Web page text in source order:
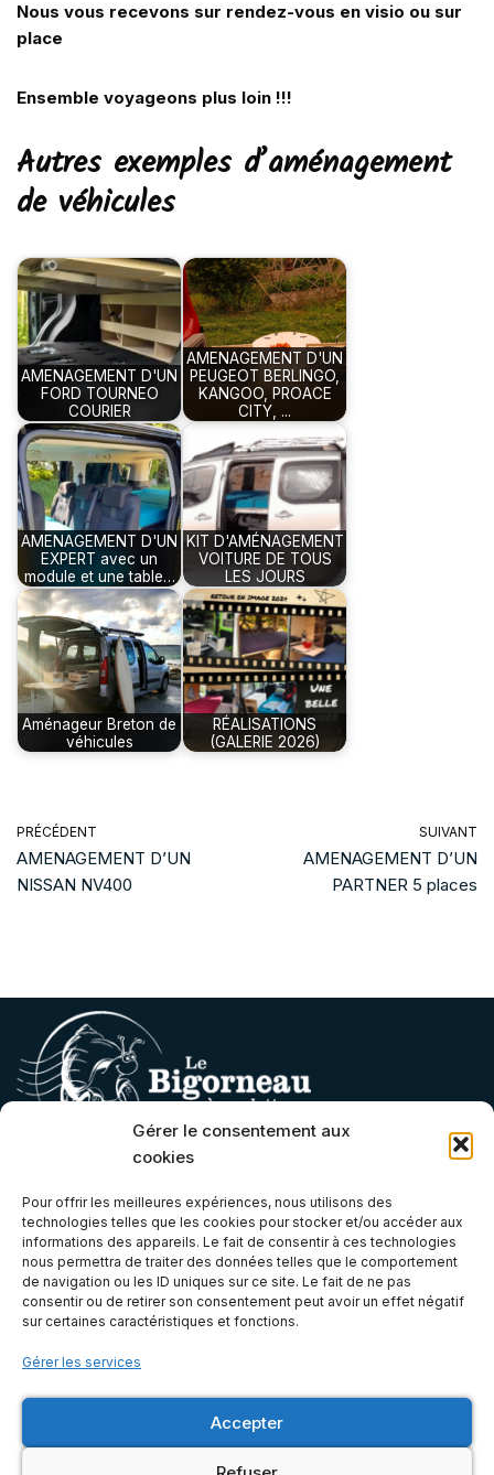
Gérer le consentement aux
cookies
Pour offrir les meilleures expériences, nous utilisons des
technologies telles que les cookies pour stocker et/ou accéder aux
informations des appareils. Le fait de consentir à ces technologies
nous permettra de traiter des données telles que le comportement
de navigation ou les ID uniques sur ce site. Le fait de ne pas
consentir ou de retirer son consentement peut avoir un effet négatif
sur certaines caractéristiques et fonctions.
Gérer les services
Accepter
Nous vous recevons sur rendez-vous en visio ou sur
place
Ensemble voyageons plus loin !!!
Autres exemples d’aménagement
de véhicules
AMENAGEMENT D'UN
FORD TOURNEO
COURIER
AMENAGEMENT D'UN
PEUGEOT BERLINGO,
KANGOO, PROACE
CITY, ...
AMENAGEMENT D'UN
EXPERT avec un
module et une table…
KIT D'AMÉNAGEMENT
VOITURE DE TOUS
LES JOURS
Aménageur Breton de
véhicules
RÉALISATIONS
(GALERIE 2026)
PRÉCÉDENT
AMENAGEMENT D’UN
NISSAN NV400
SUIVANT
AMENAGEMENT D’UN
PARTNER 5 places
contact@lebigorneauaroulettes.fr
(+33) 07 66 68 06 21
Atelier & Boutique
6E, Zone Artisanale de Bel Orme, 22970 Ploumagoar, Côtes-
d'Armor (Bretagne)